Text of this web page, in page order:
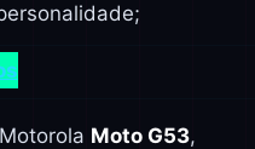
Moto G53,